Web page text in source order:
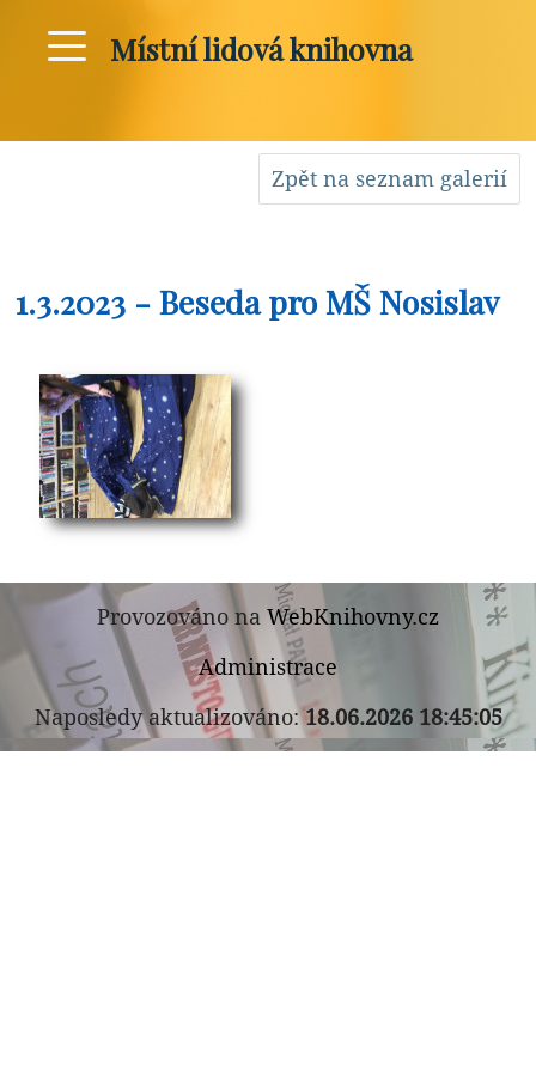
Místní lidová knihovna
Zpět na seznam galerií
1.3.2023 - Beseda pro MŠ Nosislav
Provozováno na WebKnihovny.cz
Administrace
Naposledy aktualizováno:18.06.2026 18:45:05